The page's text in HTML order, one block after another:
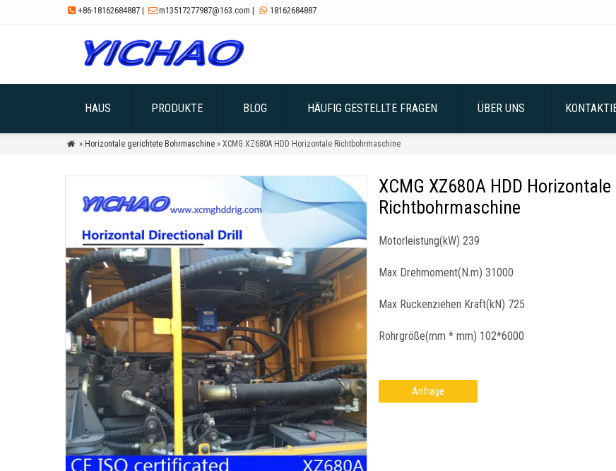
 +86-18162684887 | m13517277987@163.com |  18162684887
HAUS PRODUKTE BLOG HÄUFIG GESTELLTE FRAGEN ÜBER UNS
 » Horizontale gerichtete Bohrmaschine» XCMG XZ680A HDD Horizontale Richtbohrmaschine
XCMG XZ680A HDD Horizontale
Richtbohrmaschine
Motorleistung(kW) 239
Max Drehmoment(N.m) 31000
Max Rückenziehen Kraft(kN) 725
Rohrgröße(mm * mm) 102*6000
Anfrage